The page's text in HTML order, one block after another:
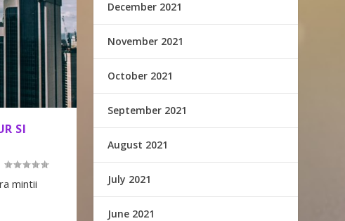
SI
mintii
December 2021
November 2021
October 2021
September 2021
August 2021
July 2021
June 2021